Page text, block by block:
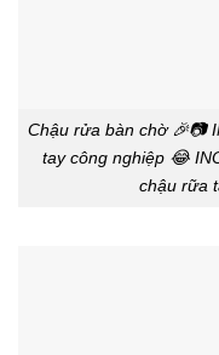
Chậu rửa bàn chờ 🎉📷
tay công nghiệp 😂
chậu rữa